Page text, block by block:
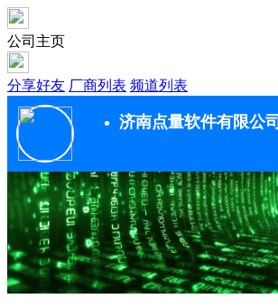
公司主页
分享好友 厂商列表 频道列表
济南点量软件有限公司